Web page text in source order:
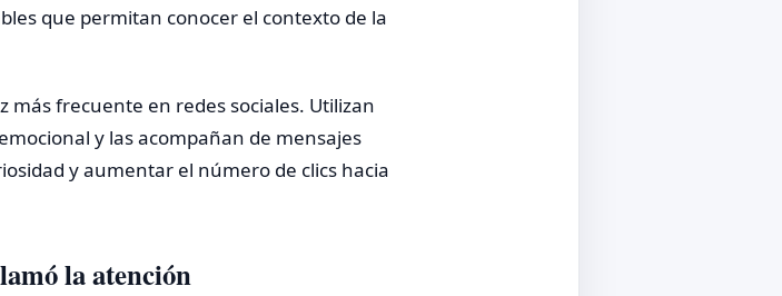
que permitan conocer el contexto de la
más frecuente en redes sociales. Utilizan
y las acompañan de mensajes
y aumentar el número de clics hacia
la atención